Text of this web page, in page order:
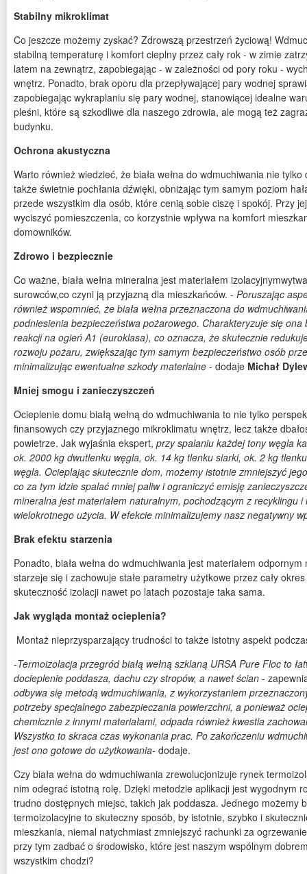
Stabilny mikroklimat
Co jeszcze możemy zyskać? Zdrowszą przestrzeń życiową!
stabilną temperaturę i komfort cieplny przez cały rok - w zimie
latem na zewnątrz, zapobiegając - w zależności od pory roku -
wnętrz. Ponadto, brak oporu dla przepływającej pary wodnej
zapobiegając wykraplaniu się pary wodnej, stanowiącej idealne
pleśni, które są szkodliwe dla naszego zdrowia, ale mogą też
budynku.
Ochrona akustyczna
Warto również wiedzieć, że biała wełna do wdmuchiwania nie
także świetnie pochłania dźwięki, obniżając tym samym poziom
przede wszystkim dla osób, które cenią sobie ciszę i spokój. Przy
wyciszyć pomieszczenia, co korzystnie wpływa na komfort
domowników.
Zdrowo i bezpiecznie
Co ważne, biała wełna mineralna jest materiałem
surowców,co czyni ją przyjazną dla mieszkańców. - Poruszając
również wspomnieć, że biała wełna przeznaczona do
podniesienia bezpieczeństwa pożarowego. Charakteryzuje się ona
reakcji na ogień A1 (euroklasa), co oznacza, że skutecznie
rozwoju pożaru, zwiększając tym samym bezpieczeństwo osób
minimalizując ewentualne szkody materialne - dodaje Michał
Mniej smogu i zanieczyszczeń
Ocieplenie domu białą wełną do wdmuchiwania to nie tylko
finansowych czy przyjaznego mikroklimatu wnętrz, lecz także
powietrze. Jak wyjaśnia ekspert, przy spalaniu każdej tony węgla
ok. 2000 kg dwutlenku węgla, ok. 14 kg tlenku siarki, ok. 2 kg
węgla. Ocieplając skutecznie dom, możemy istotnie zmniejszyć
co za tym idzie spalać mniej paliw i ograniczyć emisję
mineralna jest materiałem naturalnym, pochodzącym z recyklingu
wielokrotnego użycia. W efekcie minimalizujemy nasz negatywny
Brak efektu starzenia
Ponadto, biała wełna do wdmuchiwania jest materiałem
starzeje się i zachowuje stałe parametry użytkowe przez cały
skuteczność izolacji nawet po latach pozostaje taka sama.
Jak wygląda montaż ocieplenia?
Montaż nieprzysparzający trudności to także istotny aspekt
-Termoizolacja przegród białą wełną szklaną URSA Pure Floc to
docieplenie poddasza, dachu czy stropów, a nawet ścian -
odbywa się metodą wdmuchiwania, z wykorzystaniem
potrzeby specjalnego zabezpieczania powierzchni, a ponieważ
chemicznie z innymi materiałami, odpada również kwestia
Wszystko to skraca czas wykonania prac. Po zakończeniu
jest ono gotowe do użytkowania- dodaje.
Czy biała wełna do wdmuchiwania zrewolucjonizuje rynek
nim odegrać istotną rolę. Dzięki metodzie aplikacji jest wygodnym
trudno dostępnych miejsc, takich jak poddasza. Jednego możemy
termoizolacyjne to skuteczny sposób, by istotnie, szybko i
mieszkania, niemal natychmiast zmniejszyć rachunki za
przy tym zadbać o środowisko, które jest naszym wspólnym
wszystkim chodzi?